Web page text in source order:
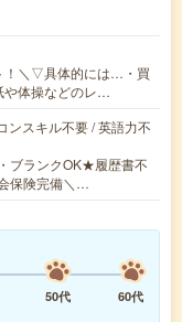
！＼▽具体的には…・買
や体操などのレ…
ンスキル不要 / 英語力不
ブランクOK★履歴書不
保険完備＼…
50代
60代